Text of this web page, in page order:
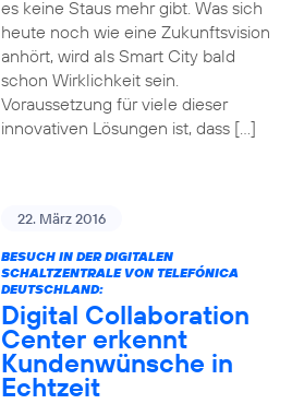
es keine Staus mehr gibt. Was sich
heute noch wie eine Zukunftsvision
anhört, wird als Smart City bald
schon Wirklichkeit sein.
Voraussetzung für viele dieser
innovativen Lösungen ist, dass […]
22. März 2016
BESUCH IN DER DIGITALEN
SCHALTZENTRALE VON TELEFÓNICA
DEUTSCHLAND:
Digital Collaboration
Center erkennt
Kundenwünsche in
Echtzeit